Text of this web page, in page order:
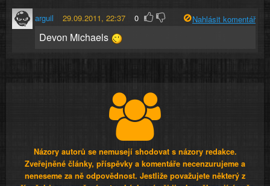
arguil 29.09.2011, 22:37 0 Nahlásit komentář
Devon Michaels
Názory autorů se nemusejí shodovat s názory redakce.
Zveřejněné články, příspěvky a komentáře necenzurujeme a
neneseme za ně odpovědnost. Jestliže považujete některý z